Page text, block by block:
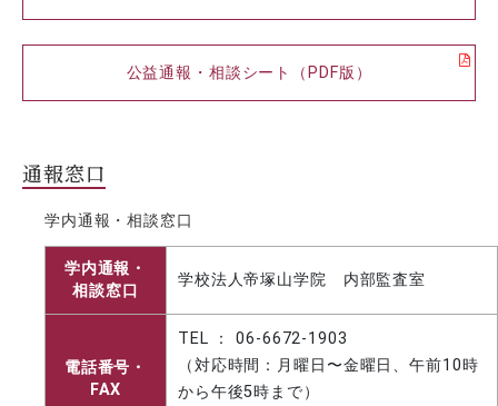
公益通報・相談シート（PDF版）
通報窓口
学内通報・相談窓口
学内通報・
相談窓口
学校法人帝塚山学院 内部監査室
電話番号・
FAX
TEL ： 06-6672-1903
（対応時間：月曜日〜金曜日、午前10時
から午後5時まで）